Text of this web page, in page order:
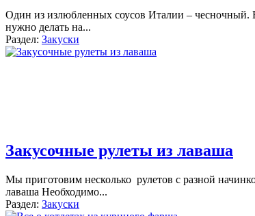
Один из излюбленных соусов Италии – чесночный.
нужно делать на...
Раздел: Закуски
Закусочные рулеты из лаваша
Мы приготовим несколько рулетов с разной
лаваша Необходимо...
Раздел: Закуски